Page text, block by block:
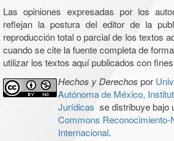
Las opiniones expresadas por los
reflejan la postura del editor de la
reproducción total o parcial de los textos
cuando se cite la fuente completa de
utilizar los textos aquí publicados con
Hechos y Derechos por
Autónoma de México,
Jurídicas se distribuye bajo
Commons Reconocimiento-
Internacional.